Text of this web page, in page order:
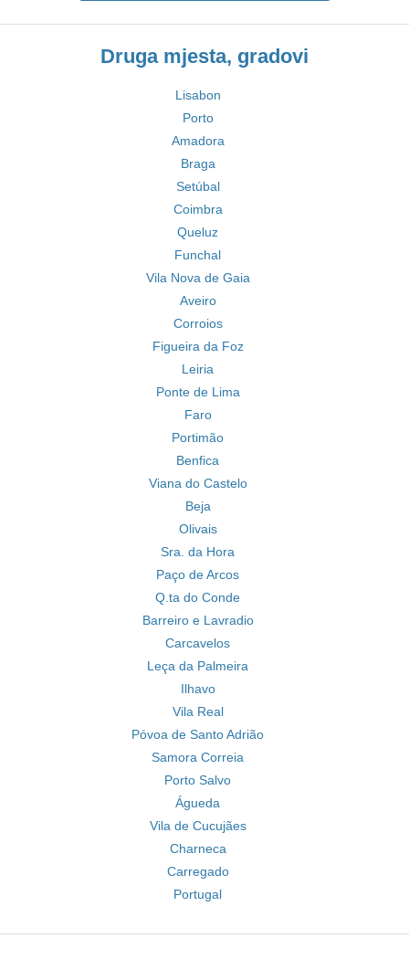
Druga mjesta, gradovi
Lisabon
Porto
Amadora
Braga
Setúbal
Coimbra
Queluz
Funchal
Vila Nova de Gaia
Aveiro
Corroios
Figueira da Foz
Leiria
Ponte de Lima
Faro
Portimão
Benfica
Viana do Castelo
Beja
Olivais
Sra. da Hora
Paço de Arcos
Q.ta do Conde
Barreiro e Lavradio
Carcavelos
Leça da Palmeira
Ilhavo
Vila Real
Póvoa de Santo Adrião
Samora Correia
Porto Salvo
Águeda
Vila de Cucujães
Charneca
Carregado
Portugal